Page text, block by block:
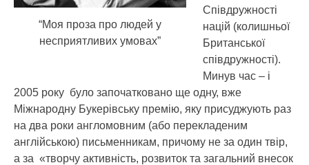
“Моя проза про людей у
несприятливих умовах”
Співдружності
націй (колишньої
Британської
співдружності).
Минув час – і
2005 року було започатковано ще одну, вже
Міжнародну Букерівську премію, яку присуджують раз
на два роки англомовним (або перекладеним
англійською) письменникам, причому не за один твір,
а за «творчу активність, розвиток та загальний внесок